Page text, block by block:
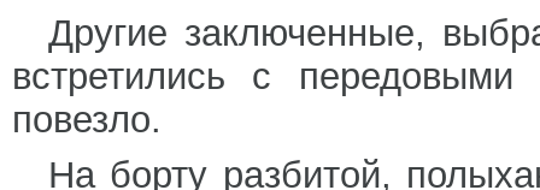
Другие заключенные,
встретились с
повезло.
На борту разбитой,